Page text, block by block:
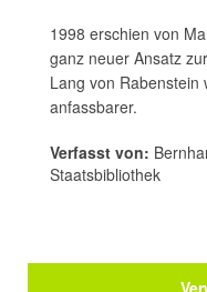
1998 erschien von
ganz neuer Ansatz
Lang von Rabenstein
anfassbarer.
Verfasst von:
Staatsbibliothek